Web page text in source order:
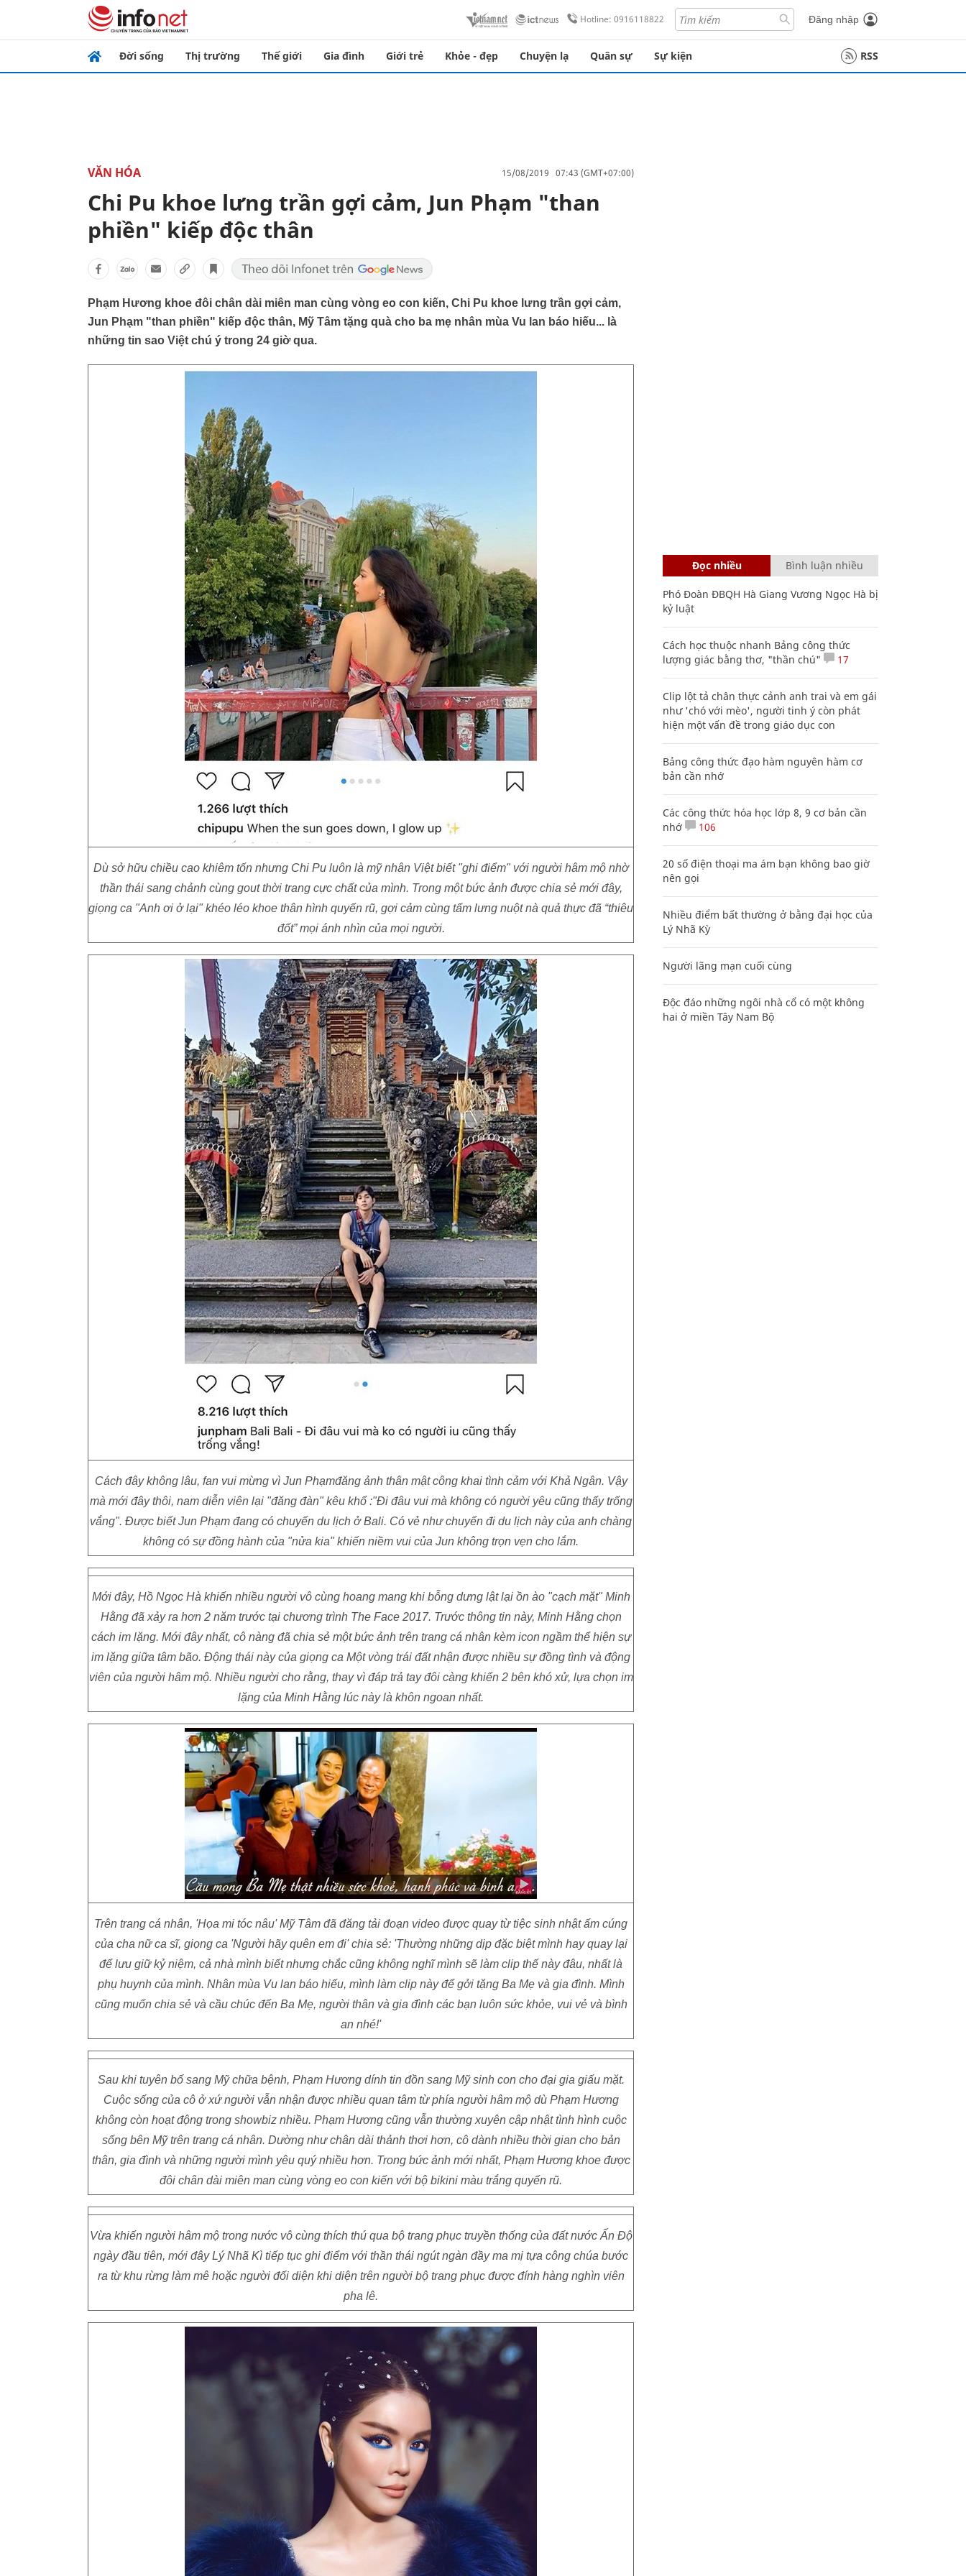
Hotline: 0916118822 Đăng nhập
Đời sống Thị trường Thế giới Gia đình Giới trẻ Khỏe - đẹp Chuyện lạ Quân sự Sự kiện RSS
VĂN HÓA 15/08/2019 07:43 (GMT+07:00)
Chi Pu khoe lưng trần gợi cảm, Jun Phạm "than
phiền" kiếp độc thân
Phạm Hương khoe đôi chân dài miên man cùng vòng eo con kiến, Chi Pu khoe lưng trần gợi cảm,
Jun Phạm "than phiền" kiếp độc thân, Mỹ Tâm tặng quà cho ba mẹ nhân mùa Vu lan báo hiếu... là
những tin sao Việt chú ý trong 24 giờ qua.
Dù sở hữu chiều cao khiêm tốn nhưng Chi Pu luôn là mỹ nhân Việt biết "ghi điểm" với người hâm mộ nhờ
thần thái sang chảnh cùng gout thời trang cực chất của mình. Trong một bức ảnh được chia sẻ mới đây,
giọng ca "Anh ơi ở lại" khéo léo khoe thân hình quyến rũ, gợi cảm cùng tấm lưng nuột nà quả thực đã “thiêu
đốt” mọi ánh nhìn của mọi người.
Cách đây không lâu, fan vui mừng vì Jun Phạmđăng ảnh thân mật công khai tình cảm với Khả Ngân. Vậy
mà mới đây thôi, nam diễn viên lại "đăng đàn" kêu khổ :"Đi đâu vui mà không có người yêu cũng thấy trống
vắng". Được biết Jun Phạm đang có chuyến du lịch ở Bali. Có vẻ như chuyến đi du lịch này của anh chàng
không có sự đồng hành của "nửa kia" khiến niềm vui của Jun không trọn vẹn cho lắm.
Mới đây, Hồ Ngọc Hà khiến nhiều người vô cùng hoang mang khi bỗng dưng lật lại ồn ào "cạch mặt" Minh
Hằng đã xảy ra hơn 2 năm trước tại chương trình The Face 2017. Trước thông tin này, Minh Hằng chọn
cách im lặng. Mới đây nhất, cô nàng đã chia sẻ một bức ảnh trên trang cá nhân kèm icon ngầm thể hiện sự
im lặng giữa tâm bão. Động thái này của giọng ca Một vòng trái đất nhận được nhiều sự đồng tình và động
viên của người hâm mộ. Nhiều người cho rằng, thay vì đáp trả tay đôi càng khiến 2 bên khó xử, lựa chọn im
lặng của Minh Hằng lúc này là khôn ngoan nhất.
Trên trang cá nhân, 'Họa mi tóc nâu' Mỹ Tâm đã đăng tải đoạn video được quay từ tiệc sinh nhật ấm cúng
của cha nữ ca sĩ, giọng ca 'Người hãy quên em đi' chia sẻ: 'Thường những dịp đặc biệt mình hay quay lại
để lưu giữ kỷ niệm, cả nhà mình biết nhưng chắc cũng không nghĩ mình sẽ làm clip thế này đâu, nhất là
phụ huynh của mình. Nhân mùa Vu lan báo hiếu, mình làm clip này để gởi tặng Ba Mẹ và gia đình. Mình
cũng muốn chia sẻ và cầu chúc đến Ba Mẹ, người thân và gia đình các bạn luôn sức khỏe, vui vẻ và bình
an nhé!'
Sau khi tuyên bố sang Mỹ chữa bệnh, Phạm Hương dính tin đồn sang Mỹ sinh con cho đại gia giấu mặt.
Cuộc sống của cô ở xứ người vẫn nhận được nhiều quan tâm từ phía người hâm mộ dù Phạm Hương
không còn hoạt động trong showbiz nhiều. Phạm Hương cũng vẫn thường xuyên cập nhật tình hình cuộc
sống bên Mỹ trên trang cá nhân. Dường như chân dài thảnh thơi hơn, cô dành nhiều thời gian cho bản
thân, gia đình và những người mình yêu quý nhiều hơn. Trong bức ảnh mới nhất, Phạm Hương khoe được
đôi chân dài miên man cùng vòng eo con kiến với bộ bikini màu trắng quyến rũ.
Vừa khiến người hâm mộ trong nước vô cùng thích thú qua bộ trang phục truyền thống của đất nước Ấn Độ
ngày đầu tiên, mới đây Lý Nhã Kì tiếp tục ghi điểm với thần thái ngút ngàn đầy ma mị tựa công chúa bước
ra từ khu rừng làm mê hoặc người đối diện khi diện trên người bộ trang phục được đính hàng nghìn viên
pha lê.
Đọc nhiều Bình luận nhiều
Phó Đoàn ĐBQH Hà Giang Vương Ngọc Hà bị
kỷ luật
Cách học thuộc nhanh Bảng công thức
lượng giác bằng thơ, "thần chú"
17
Clip lột tả chân thực cảnh anh trai và em gái
như 'chó với mèo', người tinh ý còn phát
hiện một vấn đề trong giáo dục con
Bảng công thức đạo hàm nguyên hàm cơ
bản cần nhớ
Các công thức hóa học lớp 8, 9 cơ bản cần
nhớ
106
20 số điện thoại ma ám bạn không bao giờ
nên gọi
Nhiều điểm bất thường ở bằng đại học của
Lý Nhã Kỳ
Người lãng mạn cuối cùng
Độc đáo những ngôi nhà cổ có một không
hai ở miền Tây Nam Bộ